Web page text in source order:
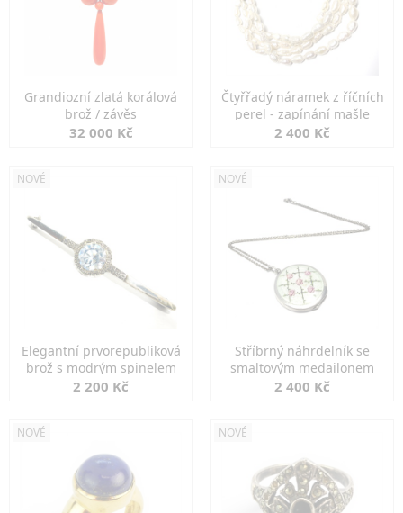
Grandiozní zlatá korálová
brož / závěs
32 000 Kč
Čtyřřadý náramek z říčních
perel - zapínání mašle
2 400 Kč
NOVÉ
Elegantní prvorepubliková
brož s modrým spinelem
2 200 Kč
NOVÉ
Stříbrný náhrdelník se
smaltovým medailonem
2 400 Kč
NOVÉ NOVÉ